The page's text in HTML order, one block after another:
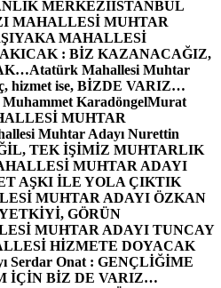
MERKEZİİSTANBUL
MAHALLESİ MUHTAR
MAHALLESİ
: BİZ KAZANACAĞIZ,
Atatürk Mahallesi Muhtar
hizmet ise, BİZDE VARIZ…
KaradöngelMurat
MUHTAR
Muhtar Adayı Nurettin
TEK İŞİMİZ MUHTARLIK
MUHTAR ADAYI
AŞKI İLE YOLA ÇIKTIK
MUHTAR ADAYI ÖZKAN
GÖRÜN
MUHTAR ADAYI TUNCAY
HİZMETE DOYACAK
Serdar Onat : GENÇLİĞİME
İÇİN BİZ DE VARIZ…